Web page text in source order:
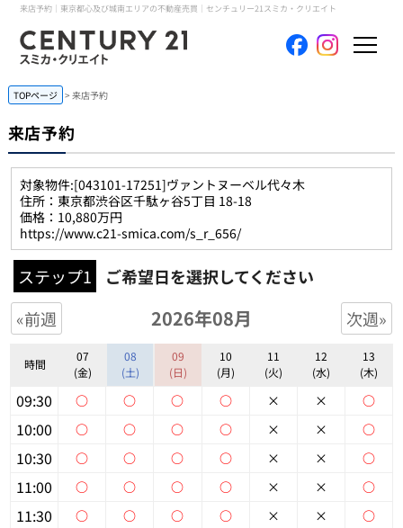
来店予約｜東京都心及び城南エリアの不動産売買｜センチュリー21スミカ・クリエイト
買いたい
売りたい
コンテンツ
採用情報
会員メニュー
個人情報保護の取扱い 会員規約 サイトマップ
TOPページ 来店予約
来店予約
対象物件:[043101-17251]ヴァントヌーベル代々木
住所：東京都渋谷区千駄ヶ谷5丁目 18-18
価格：10,880万円
https://www.c21-smica.com/s_r_656/
ステップ1
ご希望日を選択してください
«前週
2026年08月 次週»
時間
09:30
10:00
10:30
11:00
11:30
07
(金)
○
○
○
○
○
08
(土)
○
○
○
○
○
09
(日)
○
○
○
○
○
10
(月)
○
○
○
○
○
11
(火)
×
×
×
×
×
12
(水)
×
×
×
×
×
13
(木)
○
○
○
○
○